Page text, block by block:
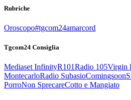
Rubriche
Oroscopo#tgcom24amarcord
Tgcom24 Consiglia
Mediaset InfinityR101Radio 105Virgin
MontecarloRadio SubasioComingsoon
PorroNon SprecareCotto e Mangiato